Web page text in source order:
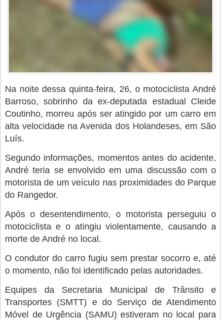
Na noite dessa quinta-feira, 26, o motociclista André
Barroso, sobrinho da ex-deputada estadual Cleide
Coutinho, morreu após ser atingido por um carro em
alta velocidade na Avenida dos Holandeses, em São
Luís.
Segundo informações, momentos antes do acidente,
André teria se envolvido em uma discussão com o
motorista de um veículo nas proximidades do Parque
do Rangedor.
Após o desentendimento, o motorista perseguiu o
motociclista e o atingiu violentamente, causando a
morte de André no local.
O condutor do carro fugiu sem prestar socorro e, até
o momento, não foi identificado pelas autoridades.
Equipes da Secretaria Municipal de Trânsito e
Transportes (SMTT) e do Serviço de Atendimento
Móvel de Urgência (SAMU) estiveram no local para